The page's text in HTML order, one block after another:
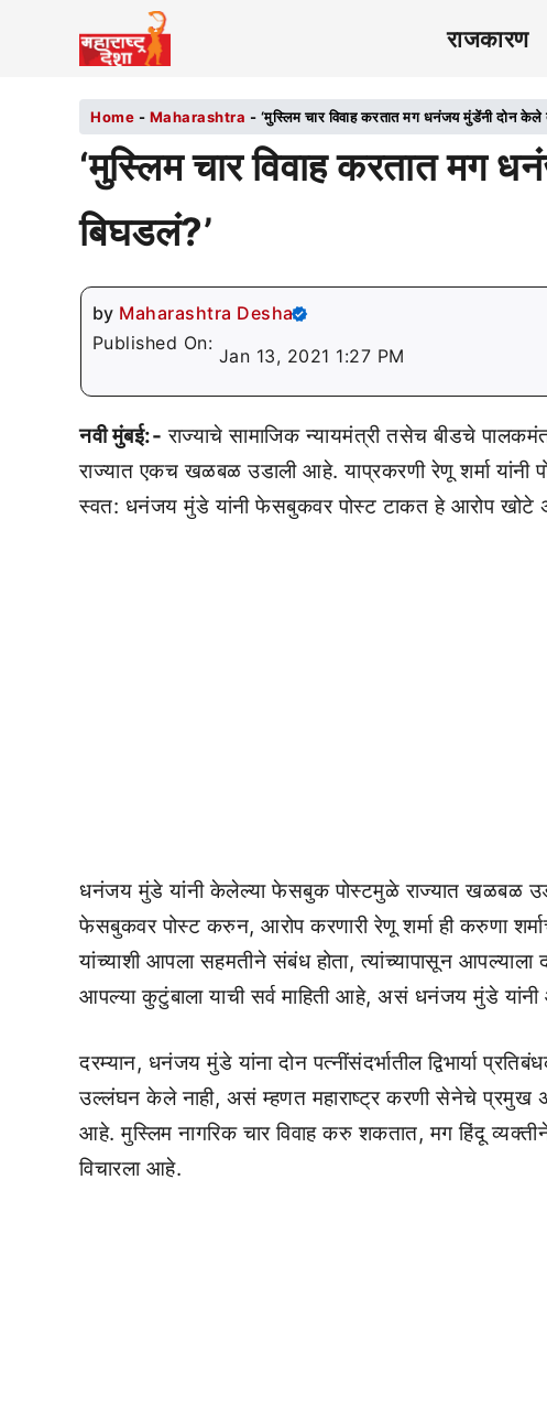
राजकारण
Home - Maharashtra - ‘मुस्लिम चार विवाह करतात मग धनंजय मुंडेंनी दोन
‘मुस्लिम चार विवाह करतात मग
बिघडलं?’
by Maharashtra Desha
Published On:
Jan 13, 2021 1:27 PM
नवी मुंबई:- राज्याचे सामाजिक न्यायमंत्री तसेच बीडचे
राज्यात एकच खळबळ उडाली आहे. याप्रकरणी रेणू शर्मा यांनी
स्वत: धनंजय मुंडे यांनी फेसबुकवर पोस्ट टाकत हे आरोप खोटे
धनंजय मुंडे यांनी केलेल्या फेसबुक पोस्टमुळे राज्यात खळबळ
फेसबुकवर पोस्ट करुन, आरोप करणारी रेणू शर्मा ही करुणा
यांच्याशी आपला सहमतीने संबंध होता, त्यांच्यापासून
आपल्या कुटुंबाला याची सर्व माहिती आहे, असं धनंजय मुंडे
दरम्यान, धनंजय मुंडे यांना दोन पत्नींसंदर्भातील द्विभार्या
उल्लंघन केले नाही, असं म्हणत महाराष्ट्र करणी सेनेचे प्रमुख
आहे. मुस्लिम नागरिक चार विवाह करु शकतात, मग हिंदू
विचारला आहे.